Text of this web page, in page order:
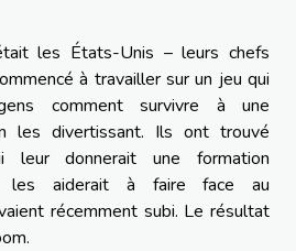
les États-Unis – leurs chefs
à travailler sur un jeu qui
comment survivre à une
les divertissant. Ils ont trouvé
leur donnerait une formation
les aiderait à faire face au
récemment subi. Le résultat